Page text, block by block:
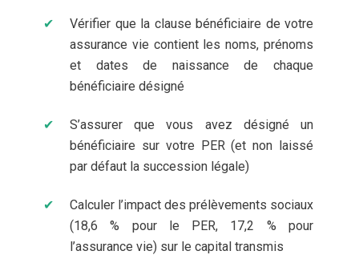
Vérifier que la clause bénéficiaire de votre
assurance vie contient les noms, prénoms
et dates de naissance de chaque
bénéficiaire désigné
S’assurer que vous avez désigné un
bénéficiaire sur votre PER (et non laissé
par défaut la succession légale)
Calculer l’impact des prélèvements sociaux
(18,6 % pour le PER, 17,2 % pour
l’assurance vie) sur le capital transmis